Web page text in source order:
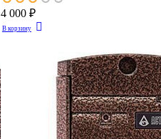
4 000 ₽
В корзину